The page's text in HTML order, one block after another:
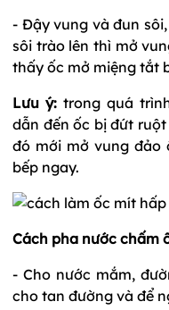
- Đậy vung và đun
sôi trào lên thì mở
thấy ốc mở miệng tắt
Lưu ý:trong quá
dẫn đến ốc bị đứt
đó mới mở vung đảo
bếp ngay.
Cách pha nước chấm
- Cho nước mắm,
cho tan đường và để